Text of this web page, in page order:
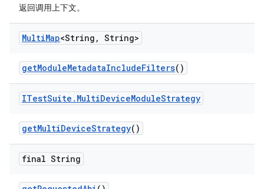
返回调用上下文。
MultiMap<String , String>
getModuleMetadataIncludeFilters()
ITestSuite . MultiDeviceModuleStrategy
getMultiDeviceStrategy()
final String